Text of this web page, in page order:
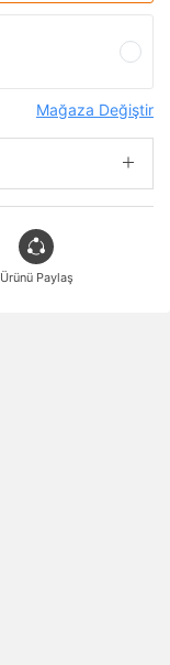
Mağaza Değiştir
Ürünü Paylaş